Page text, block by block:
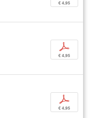
€ 4,95
p
€ 4,95
p
€ 4,95